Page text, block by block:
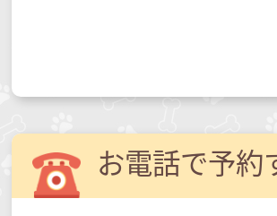
お電話で予約